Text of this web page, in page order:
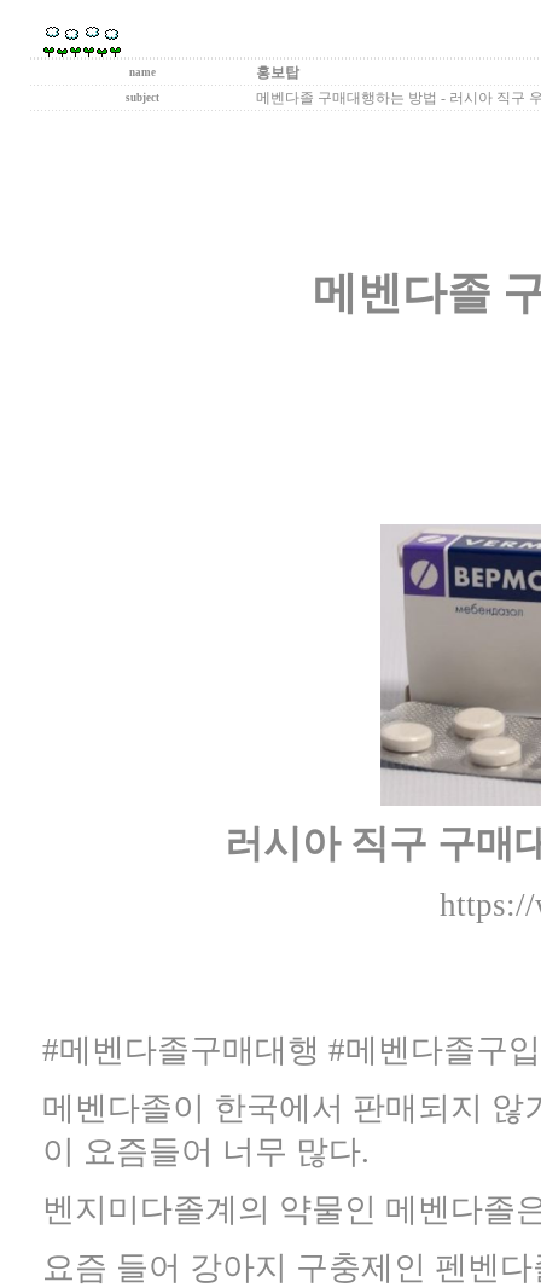
name 홍보탑
subject 메벤다졸 구매대행하는 방법 - 러시아 직구
메벤다졸
러시아 직구 구매
#메벤다졸구매대행 #메벤다졸구
메벤다졸이 한국에서 판매되지
이 요즘들어 너무 많다.
벤지미다졸계의 약물인 메벤다졸
요즘 들어 강아지 구충제인 펜벤